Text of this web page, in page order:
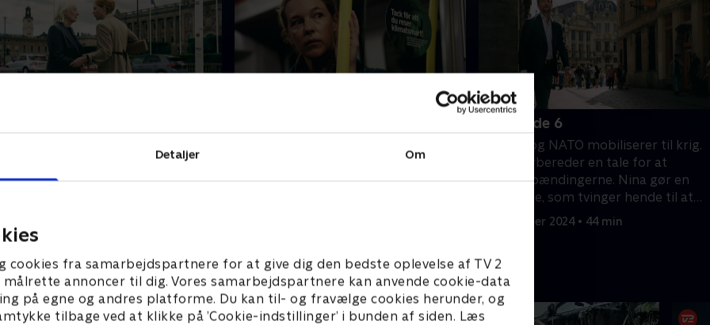
Detaljer Om
cookies fra samarbejdspartnere for at give dig den bedste oplevelse af TV 2
annoncer til dig. Vores samarbejdspartnere kan anvende cookie-data
på egne og andres platforme. Du kan til- og fravælge cookies herunder, og
tilbage ved at klikke på ’Cookie-indstillinger’ i bunden af siden. Læs
og mens Agneta
er hurtig til at fordømme
ambassade skaber en diplomatisk
6. Episode 6
Rusland og NATO mobiliserer til krig.
Weiss forbereder en tale for at
mildne spændingerne. Nina gør en
opdagelse, som tvinger hende til at
tage et svært valg.
3. december 2024 • 44 min